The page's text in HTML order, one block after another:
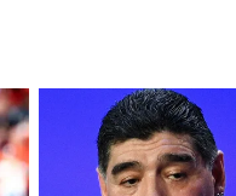
08.08.26 15:49
Стало
заробить
Сіті
Рейндерса